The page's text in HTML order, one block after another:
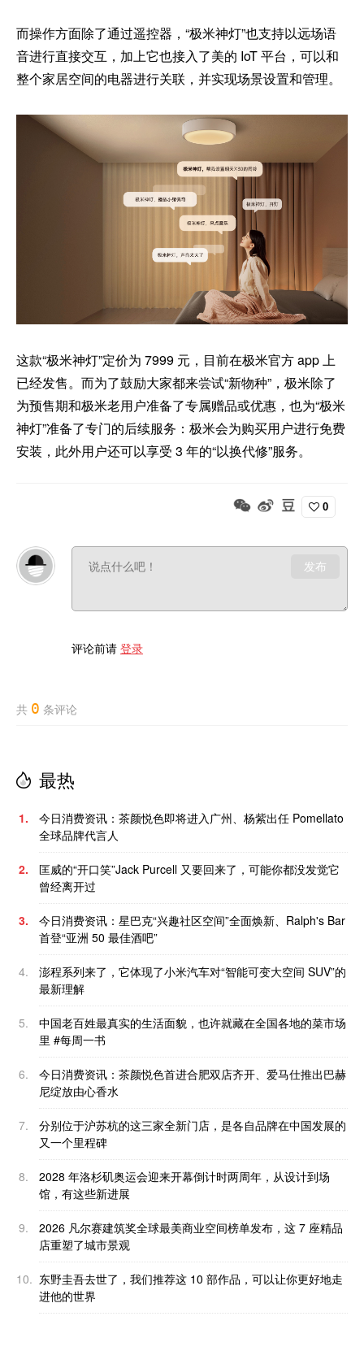
而操作方面除了通过遥控器，“极米神灯”也支持以远场语
音进行直接交互，加上它也接入了美的 IoT 平台，可以和
整个家居空间的电器进行关联，并实现场景设置和管理。
这款“极米神灯”定价为 7999 元，目前在极米官方 app 上
已经发售。而为了鼓励大家都来尝试“新物种”，极米除了
为预售期和极米老用户准备了专属赠品或优惠，也为“极米
神灯”准备了专门的后续服务：极米会为购买用户进行免费
安装，此外用户还可以享受 3 年的“以换代修”服务。
0
发布
评论前请 登录
共 0 条评论
最热
1.
今日消费资讯：茶颜悦色即将进入广州、杨紫出任 Pomellato
全球品牌代言人
2.
匡威的“开口笑”Jack Purcell 又要回来了，可能你都没发觉它
曾经离开过
3.
今日消费资讯：星巴克“兴趣社区空间”全面焕新、Ralph's Bar
首登“亚洲 50 最佳酒吧”
4.
澎程系列来了，它体现了小米汽车对“智能可变大空间 SUV”的
最新理解
5.
中国老百姓最真实的生活面貌，也许就藏在全国各地的菜市场
里 #每周一书
6.
今日消费资讯：茶颜悦色首进合肥双店齐开、爱马仕推出巴赫
尼绽放由心香水
7.
分别位于沪苏杭的这三家全新门店，是各自品牌在中国发展的
又一个里程碑
8.
2028 年洛杉矶奥运会迎来开幕倒计时两周年，从设计到场
馆，有这些新进展
9.
2026 凡尔赛建筑奖全球最美商业空间榜单发布，这 7 座精品
店重塑了城市景观
10. 东野圭吾去世了，我们推荐这 10 部作品，可以让你更好地走
进他的世界